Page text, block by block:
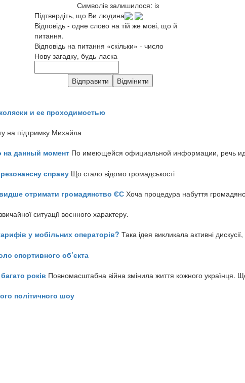
Символів залишилося: із
Підтвердіть, що Ви людина
Відповідь - одне слово на тій же мові, що й
питання.
Відповідь на питання «скільки» - число
Нову загадку, будь-ласка
и ее проходимостью
на підтримку Михайла
на данный момент По имеющейся официальной информации, речь
справу Що стало відомо громадськості
отримати громадянство ЄС Хоча процедура набуття
ситуації воєнного характеру.
у мобільних операторів? Така ідея викликала активні
спортивного об’єкта
років Повномасштабна війна змінила життя кожного українця.
політичного шоу